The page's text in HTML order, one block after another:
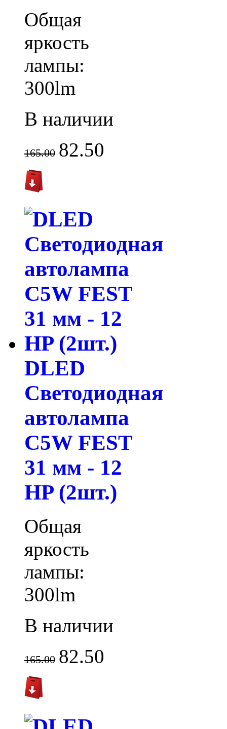
Общая
яркость
лампы:
300lm
В наличии
165.00 82.50
DLED
Светодиодная
автолампа
C5W FEST
31 мм - 12
HP (2шт.)
Общая
яркость
лампы:
300lm
В наличии
165.00 82.50